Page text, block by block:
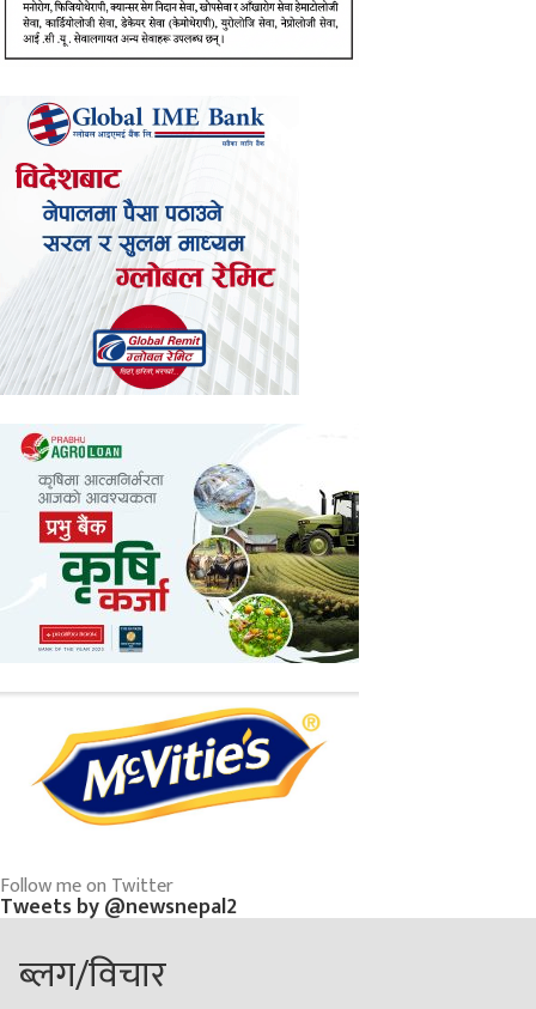
Follow me on Twitter
Tweets by @newsnepal2
ब्लग/विचार